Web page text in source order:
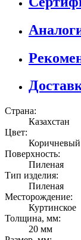
Страна:
Казахстан
Цвет:
Коричневый
Поверхность:
Пиленая
Тип изделия:
Пиленая
Месторождение:
Куртинское
Толщина, мм:
20 мм